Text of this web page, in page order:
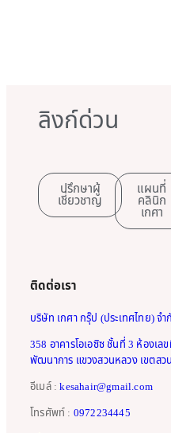
ลิงก์ด่วน
ปรึกษาผู้
เชี่ยวชาญ
แผนที่
คลินิก
เกศา
ติดต่อเรา
บริษัท เกศา กรุ๊ป (ประเทศไทย) จำ
358 อาคารโอเอซิซ ชั้นที่ 3 ห้องเ
พัฒนาการ แขวงสวนหลวง เขตส
อีเมล์ :kesahair@gmail.com
โทรศัพท์ : 0972234445